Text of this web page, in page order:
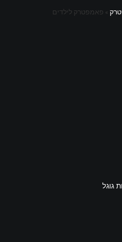
» פאמפטרק לילדים
גוגל